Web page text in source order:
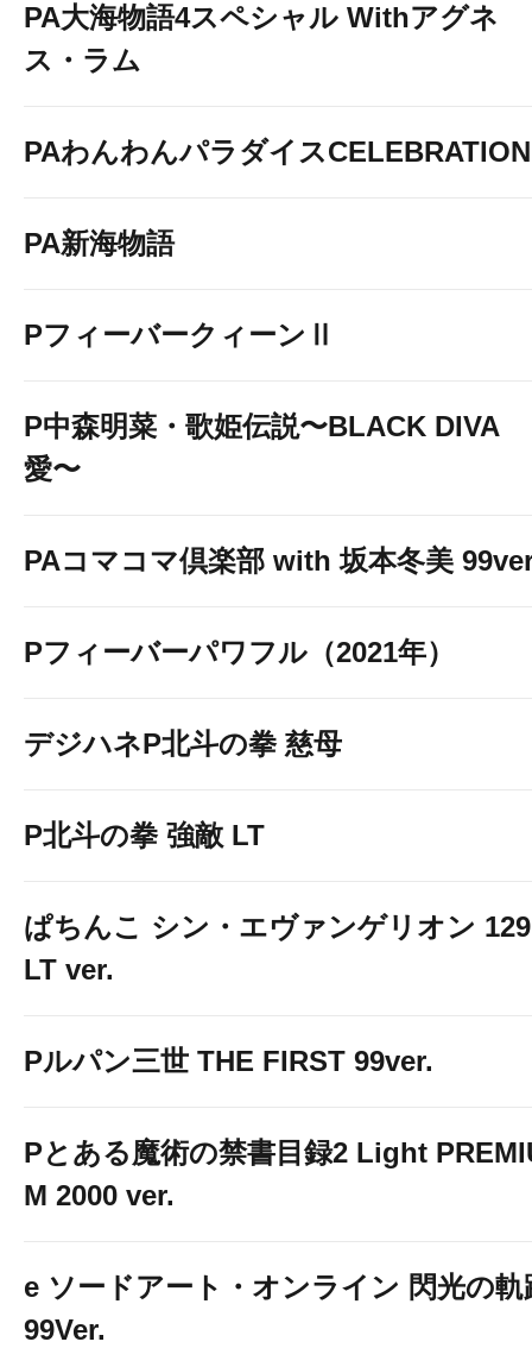
PA大海物語4スペシャル Withアグネ
ス・ラム
PAわんわんパラダイスCELEBRATION
PA新海物語
PフィーバークィーンⅡ
P中森明菜・歌姫伝説〜BLACK DIVA
愛〜
PAコマコマ倶楽部 with 坂本冬美
Pフィーバーパワフル（2021年）
デジハネP北斗の拳 慈母
P北斗の拳 強敵 LT
ぱちんこ シン・エヴァンゲリオン 129
LT ver.
Pルパン三世 THE FIRST 99ver.
Pとある魔術の禁書目録2 Light
M 2000 ver.
e ソードアート・オンライン 閃光の軌
99Ver.